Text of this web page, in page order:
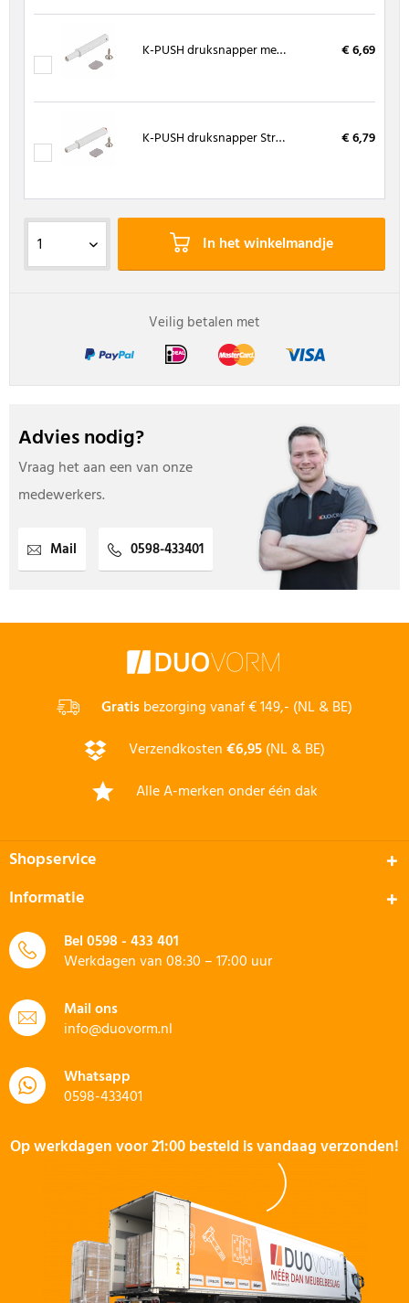
K-PUSH druksnapper met magneet 20 mm wit € 6,69
K-PUSH druksnapper Strong met magneet 20 mm wit € 6,79
In het winkelmandje
Veilig betalen met
Advies nodig?
Vraag het aan een van onze
medewerkers.
Mail 0598-433401
Gratisbezorging vanaf € 149,- (NL & BE)
Verzendkosten€6,95(NL & BE)
Alle A-merken onder één dak
Shopservice
Informatie
Bel0598 - 433 401
Werkdagen van 08:30 – 17:00 uur
Mail ons
info@duovorm.nl
Whatsapp
0598-433401
Op werkdagen voor 21:00 besteld is vandaag verzonden!